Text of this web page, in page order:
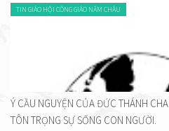
TIN GIÁO HỘI CÔNG GIÁO NĂM CHÂU
Ý CẦU NGUYỆN CỦA ĐỨC THÁNH
TÔN TRỌNG SỰ SỐNG CON NGƯỜI.